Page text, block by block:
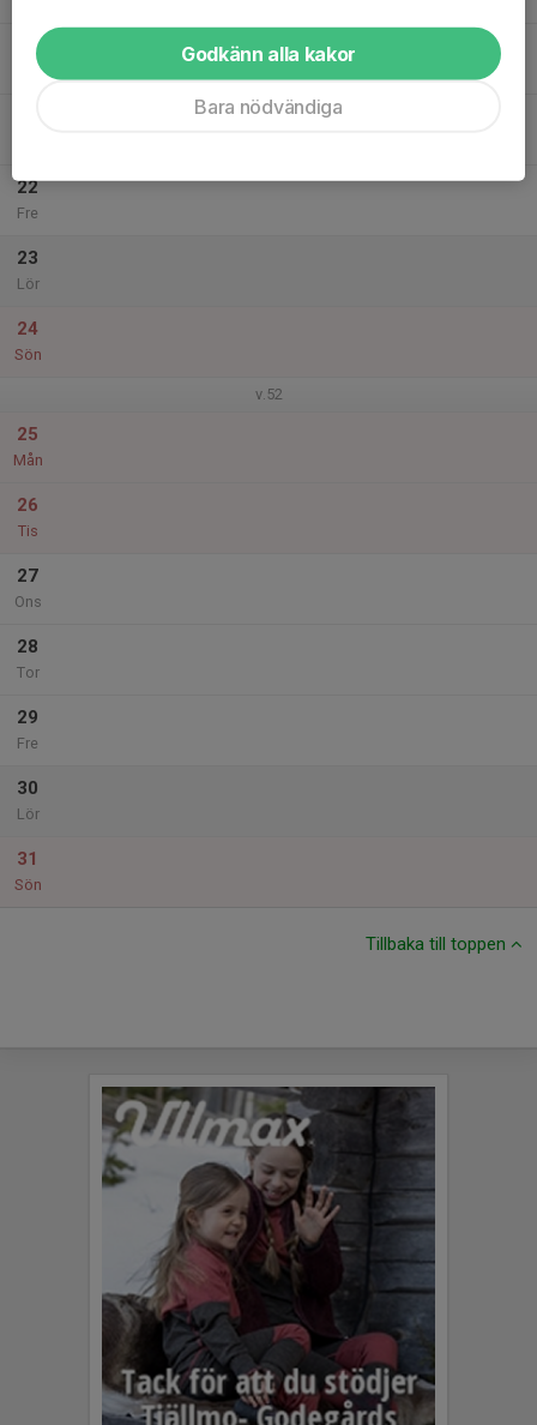
20
Ons
22
Fre
23
Lör
24
Sön
v.52
25
Mån
26
Tis
27
Ons
28
Tor
29
Fre
30
Lör
31
Sön
Tillbaka till toppen
Godkänn alla kakor
Bara nödvändiga